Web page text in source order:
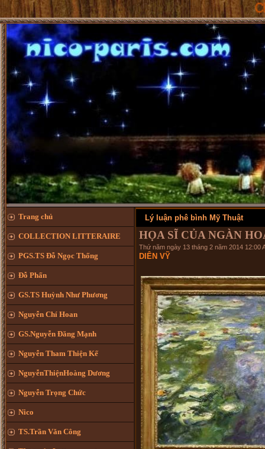
CHÚC
Trang chủ
COLLECTION LITTERAIRE
PGS.TS Đỗ Ngọc Thống
Đỗ Phấn
GS.TS Huỳnh Như Phương
Nguyễn Chí Hoan
GS.Nguyễn Đăng Mạnh
Nguyễn Tham Thiện Kế
NguyễnThiệnHoàng Dương
Nguyễn Trọng Chức
Nico
TS.Trần Văn Công
Lý luận phê bình Mỹ Thuật
HỌA SĨ CỦA NGÀN
Thứ năm ngày 13 tháng 2 năm 2014 12:00
DIÊN VỸ